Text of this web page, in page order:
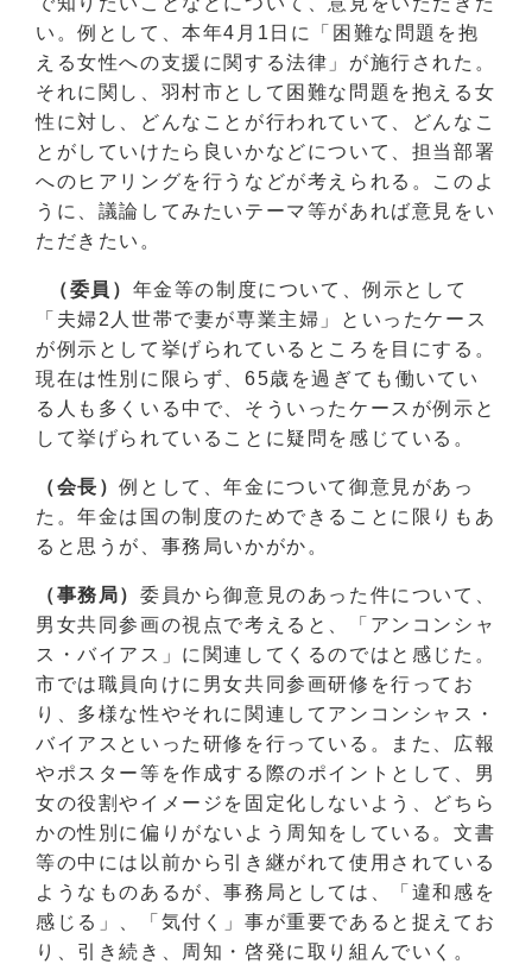
い。例として、本年4月1日に「困難な問題を抱
える女性への支援に関する法律」が施行された。
それに関し、羽村市として困難な問題を抱える女
性に対し、どんなことが行われていて、どんなこ
とがしていけたら良いかなどについて、担当部署
へのヒアリングを行うなどが考えられる。このよ
うに、議論してみたいテーマ等があれば意見をい
ただきたい。
（委員） 年金等の制度について、例示として
「夫婦2人世帯で妻が専業主婦」といったケース
が例示として挙げられているところを目にする。
現在は性別に限らず、65歳を過ぎても働いてい
る人も多くいる中で、そういったケースが例示と
して挙げられていることに疑問を感じている。
（会長）例として、年金について御意見があっ
た。年金は国の制度のためできることに限りもあ
ると思うが、事務局いかがか。
（事務局） 委員から御意見のあった件について、
男女共同参画の視点で考えると、「アンコンシャ
ス・バイアス」に関連してくるのではと感じた。
市では職員向けに男女共同参画研修を行ってお
り、多様な性やそれに関連してアンコンシャス・
バイアスといった研修を行っている。また、広報
やポスター等を作成する際のポイントとして、男
女の役割やイメージを固定化しないよう、どちら
かの性別に偏りがないよう周知をしている。文書
等の中には以前から引き継がれて使用されている
ようなものあるが、事務局としては、「違和感を
感じる」、「気付く」事が重要であると捉えてお
り、引き続き、周知・啓発に取り組んでいく。